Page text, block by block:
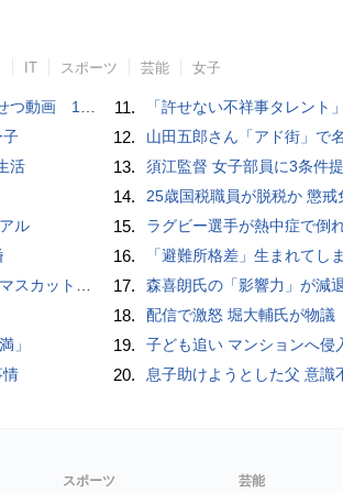
IT スポーツ 芸能 女子
もありますよ」とSNSで誘い出し
子
活
ル
の男（42）逮捕 岡山県警
」
情
11. 「許せない不祥事タレント
12. 山田五郎さん「アド街」で
13. 須江監督 女子部員に3条件
14. 25歳国税職員が脱税か 懲戒
15. ラグビー選手が熱中症で倒
16. 「避難所格差」生まれてし
17. 森喜朗氏の「影響力」が減
18. 配信で激怒 堀大輔氏が物議
19. 子ども追い マンションへ侵
20. 息子助けようとした父 意識
スポーツ 芸能